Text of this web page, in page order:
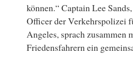
können.“ Captain Lee
Officer der Verkehrspolizei
Angeles, sprach zusammen
Friedensfahrern ein